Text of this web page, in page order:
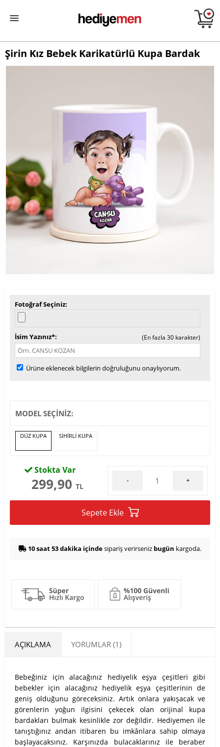
Şirin Kız Bebek Karikatürlü Kupa Bardak
Fotoğraf Seçiniz
İsim Yazınız* (En fazla 30 karakter)
Ürüne eklenecek bilgilerin doğruluğunu onaylıyorum.
MODEL SEÇİNİZ:
DÜZ KUPA SIHIRLI KUPA
Stokta Var
299,90 TL
- +
Sepete Ekle
10 saat 53 dakika içindesipariş verirseniz bugün kargoda.
AÇIKLAMA YORUMLAR (1)
Bebeğiniz için alacağınız hediyelik eşya çeşitleri gibi
bebekler için alacağınız hediyelik eşya çeşitlerinin de
geniş olduğunu göreceksiniz. Artık onlara yakışacak ve
görenlerin yoğun ilgisini çekecek olan orijinal kupa
bardakları bulmak kesinlikle zor değildir. Hediyemen ile
tanıştığınız andan itibaren bu imkânlara sahip olmaya
başlayacaksınız. Karşınızda bulacaklarınız ile beraber